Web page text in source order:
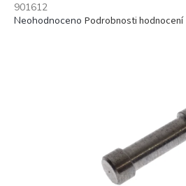
901612
Průměrné
Neohodnoceno Podrobnosti hodnocení